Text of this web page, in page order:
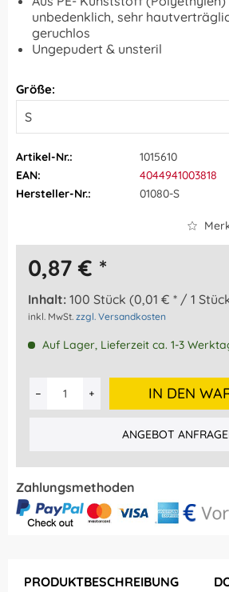
unbedenklich, sehr
geruchlos
Ungepudert & unsteril
Größe:
Artikel-Nr.:
1015610
EAN:
4044941003818
Hersteller-Nr.:
01080-S
0,87 € *
Inhalt: 100 Stück (0,01 € * / 1
inkl. MwSt. zzgl. Versandkosten
Auf Lager, Lieferzeit ca. 1-3
IN DEN
ANGEBOT
Zahlungsmethoden
PRODUKTBESCHREIBUNG